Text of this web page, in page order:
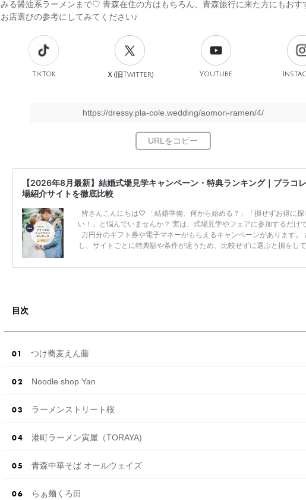
みる醤油系ラーメンまで♡ 青森在住の方はもちろん、青森旅行に来た方にもお
お店選びの参考にしてみてください♪
TikTok Ｘ(旧Twitter) YouTube
https://dressy.pla-cole.wedding/aomori-ramen/4/
【2026年8月最新】結婚式場見学キャンペーン・特典ランキング｜プラコ
場紹介サイトを徹底比較
皆さんこんにちは♡ 「結婚準備、何から始める？」「損せずお得に探
い！」と悩んでいませんか？ 実は、式場見学やフェアに参加するだけ
万円分のギフト券や電子マネーがもらえるキャンペーンがあります。
し、サイトごとに特典額や条件が違うため、比較せずに選ぶと損をし
ンペーン特典ランキングを公開！ 比較サイト：プラコレ、ゼクシィ、
目次
つけ蕎麦えん藤
Noodle shop Yan
ラーメンストリート桜
港町ラーメン寅屋（TORAYA)
青森中華そば オールウェイズ
らぁ麺くろ田